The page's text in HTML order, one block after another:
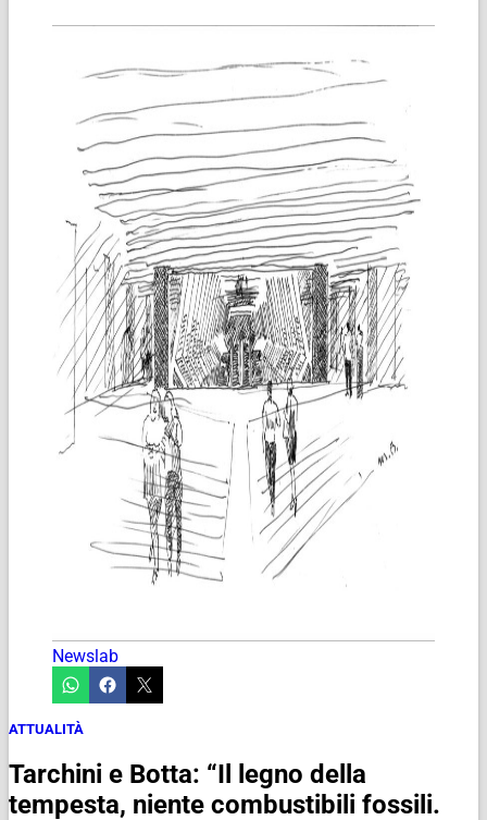
Newslab
ATTUALITÀ
Tarchini e Botta: “Il legno della
tempesta, niente combustibili fossili.